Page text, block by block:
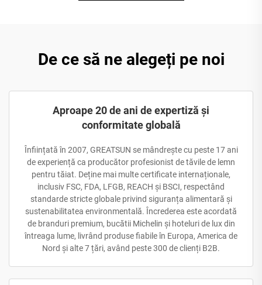
De ce să ne alegeți pe noi
Aproape 20 de ani de expertiză și
conformitate globală
Înființată în 2007, GREATSUN se mândrește cu peste 17 ani
de experiență ca producător profesionist de tăvile de lemn
pentru tăiat. Deține mai multe certificate internaționale,
inclusiv FSC, FDA, LFGB, REACH și BSCI, respectând
standarde stricte globale privind siguranța alimentară și
sustenabilitatea environmentală. Încrederea este acordată
de branduri premium, bucătii Michelin și hoteluri de lux din
întreaga lume, livrând produse fiabile în Europa, America de
Nord și alte 7 țări, având peste 300 de clienți B2B.